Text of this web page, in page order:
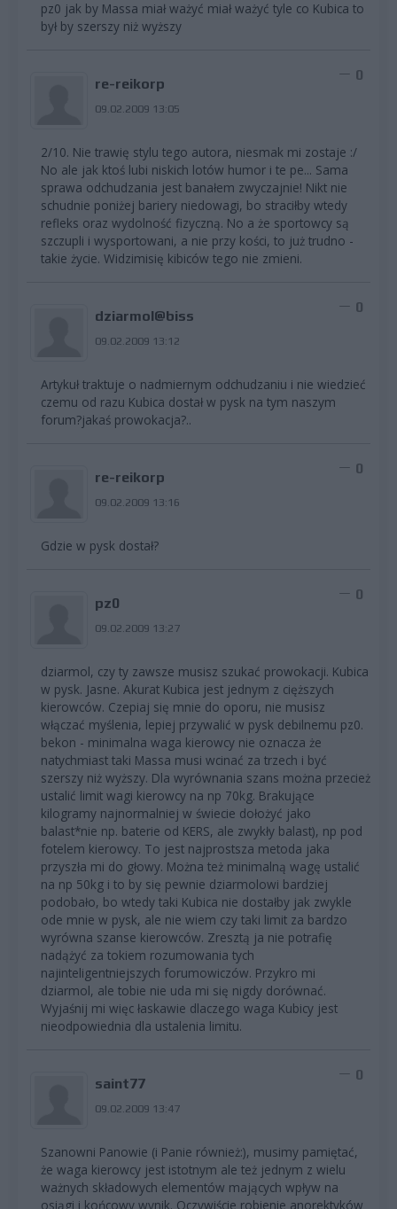
pz0 jak by Massa miał ważyć miał ważyć tyle co Kubica to
był by szerszy niż wyższy
re-reikorp
09.02.2009 13:05
0
2/10. Nie trawię stylu tego autora, niesmak mi zostaje :/
No ale jak ktoś lubi niskich lotów humor i te pe... Sama
sprawa odchudzania jest banałem zwyczajnie! Nikt nie
schudnie poniżej bariery niedowagi, bo straciłby wtedy
refleks oraz wydolność fizyczną. No a że sportowcy są
szczupli i wysportowani, a nie przy kości, to już trudno -
takie życie. Widzimisię kibiców tego nie zmieni.
dziarmol@biss
09.02.2009 13:12
0
Artykuł traktuje o nadmiernym odchudzaniu i nie wiedzieć
czemu od razu Kubica dostał w pysk na tym naszym
forum?jakaś prowokacja?..
re-reikorp
09.02.2009 13:16
0
Gdzie w pysk dostał?
pz0
09.02.2009 13:27
0
dziarmol, czy ty zawsze musisz szukać prowokacji. Kubica
w pysk. Jasne. Akurat Kubica jest jednym z cięższych
kierowców. Czepiaj się mnie do oporu, nie musisz
włączać myślenia, lepiej przywalić w pysk debilnemu pz0.
bekon - minimalna waga kierowcy nie oznacza że
natychmiast taki Massa musi wcinać za trzech i być
szerszy niż wyższy. Dla wyrównania szans można przecież
ustalić limit wagi kierowcy na np 70kg. Brakujące
kilogramy najnormalniej w świecie dołożyć jako
balast*nie np. baterie od KERS, ale zwykły balast), np pod
fotelem kierowcy. To jest najprostsza metoda jaka
przyszła mi do głowy. Można też minimalną wagę ustalić
na np 50kg i to by się pewnie dziarmolowi bardziej
podobało, bo wtedy taki Kubica nie dostałby jak zwykle
ode mnie w pysk, ale nie wiem czy taki limit za bardzo
wyrówna szanse kierowców. Zresztą ja nie potrafię
nadążyć za tokiem rozumowania tych
najinteligentniejszych forumowiczów. Przykro mi
dziarmol, ale tobie nie uda mi się nigdy dorównać.
Wyjaśnij mi więc łaskawie dlaczego waga Kubicy jest
nieodpowiednia dla ustalenia limitu.
saint77
09.02.2009 13:47
0
Szanowni Panowie (i Panie również:), musimy pamiętać,
że waga kierowcy jest istotnym ale też jednym z wielu
ważnych składowych elementów mających wpływ na
osiągi i końcowy wynik. Oczywiście robienie anorektyków